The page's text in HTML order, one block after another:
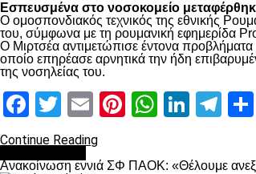
Εσπευσμένα στο νοσοκομείο
Ο ομοσπονδιακός τεχνικός της εθνικής
του, σύμφωνα με τη ρουμανική εφημερίδα
Ο Μιρτσέα αντιμετώπισε έντονα
οποίο επηρέασε αρνητικά την ήδη
της νοσηλείας του.
Facebook
Twitter
EmailPinterest
Continue Reading
Ανακοίνωση εννιά ΣΦ ΠΑΟΚ: «Θέλουμε